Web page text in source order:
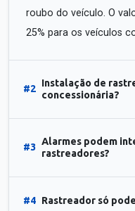
roubo do veículo. O
25% para os veículos
#2
Instalação de
concessionária?
#3
Alarmes podem
rastreadores?
#4 Rastreador só